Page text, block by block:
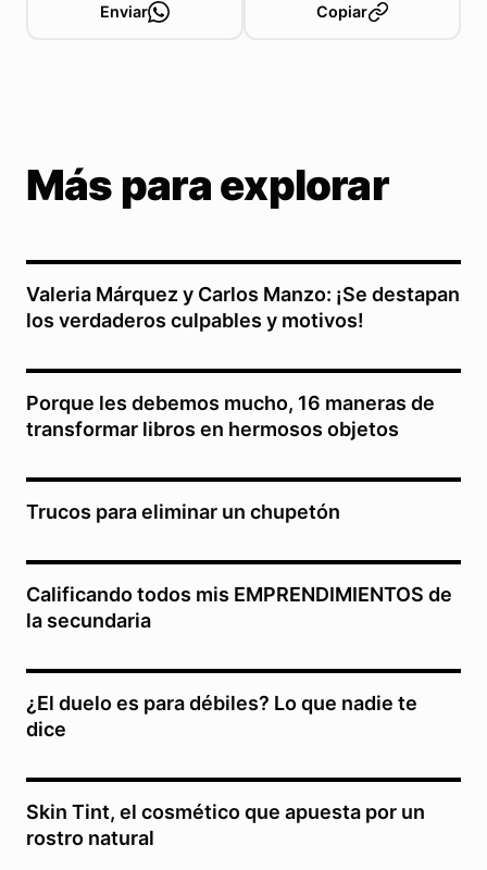
Enviar Copiar
Más para explorar
Valeria Márquez y Carlos Manzo: ¡Se destapan
los verdaderos culpables y motivos!
Porque les debemos mucho, 16 maneras de
transformar libros en hermosos objetos
Trucos para eliminar un chupetón
Calificando todos mis EMPRENDIMIENTOS de
la secundaria
¿El duelo es para débiles? Lo que nadie te
dice
Skin Tint, el cosmético que apuesta por un
rostro natural